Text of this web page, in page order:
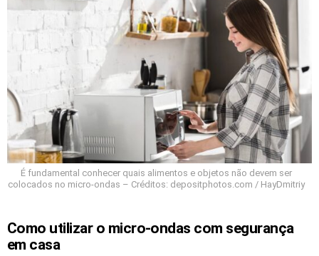
É fundamental conhecer quais alimentos e objetos não devem ser
colocados no micro-ondas – Créditos: depositphotos.com / HayDmitriy
Como utilizar o micro-ondas com segurança
em casa